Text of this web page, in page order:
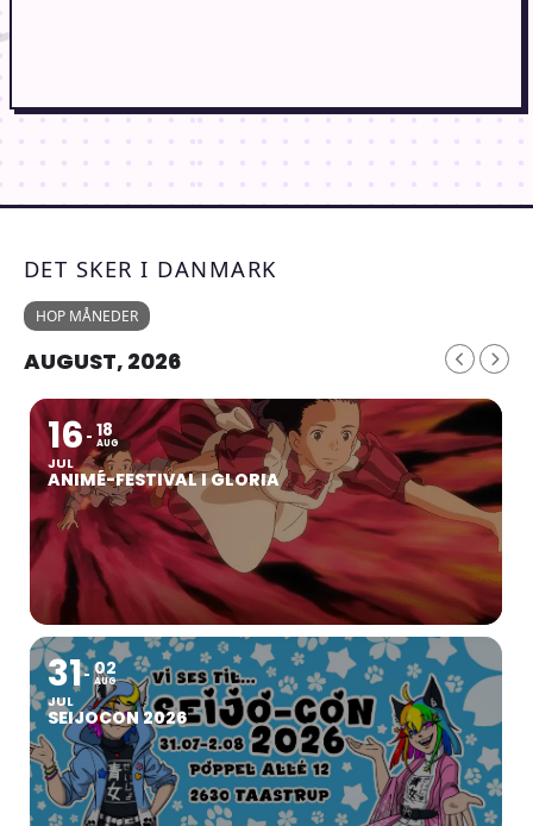
DET SKER I DANMARK
HOP MÅNEDER
AUGUST, 2026
16
JUL
18
AUG
ANIMÉ-FESTIVAL I GLORIA
31
JUL
02
AUG
SEIJOCON 2026